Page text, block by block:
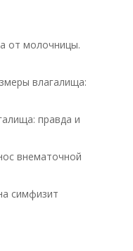
от молочницы.
влагалища:
правда и
внематочной
симфизит